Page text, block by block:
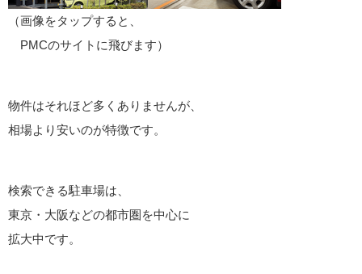
（画像をタップすると、
PMCのサイトに飛びます）
物件はそれほど多くありませんが、
相場より安いのが特徴です。
検索できる駐車場は、
東京・大阪などの都市圏を中心に
拡大中です。